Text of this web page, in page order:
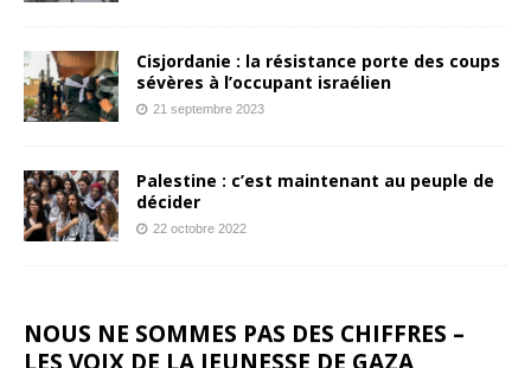
Cisjordanie : la résistance porte des coups
sévères à l’occupant israélien
21 septembre 2023
Palestine : c’est maintenant au peuple de
décider
22 octobre 2022
NOUS NE SOMMES PAS DES CHIFFRES –
LES VOIX DE LA JEUNESSE DE GAZA